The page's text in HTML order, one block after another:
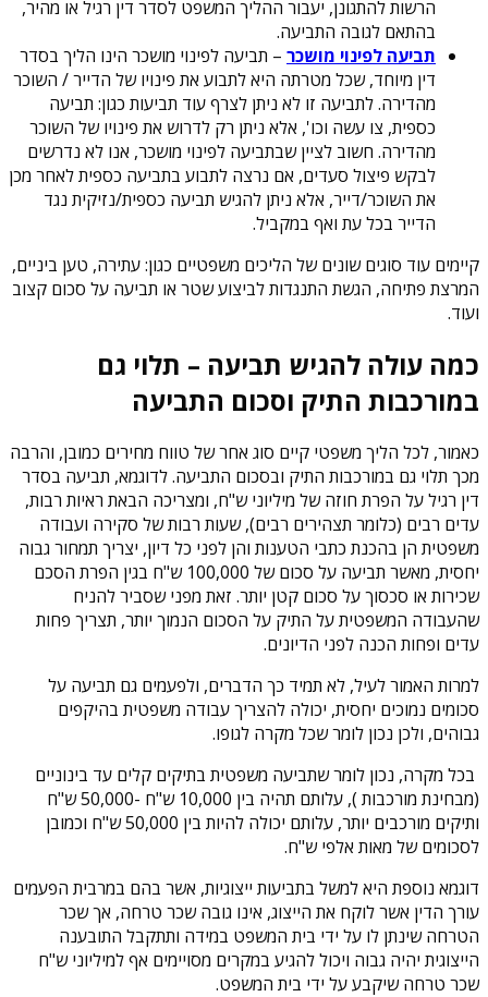
הרשות להתגונן, יעבור ההליך המשפט לסדר דין רגיל או מהיר,
בהתאם לגובה התביעה.
תביעה לפינוי מושכר – תביעה לפינוי מושכר הינו הליך בסדר
דין מיוחד, שכל מטרתה היא לתבוע את פינויו של הדייר / השוכר
מהדירה. לתביעה זו לא ניתן לצרף עוד תביעות כגון: תביעה
כספית, צו עשה וכו', אלא ניתן רק לדרוש את פינויו של השוכר
מהדירה. חשוב לציין שבתביעה לפינוי מושכר, אנו לא נדרשים
לבקש פיצול סעדים, אם נרצה לתבוע בתביעה כספית לאחר מכן
את השוכר/דייר, אלא ניתן להגיש תביעה כספית/נזיקית נגד
הדייר בכל עת ואף במקביל.
קיימים עוד סוגים שונים של הליכים משפטיים כגון: עתירה, טען ביניים,
המרצת פתיחה, הגשת התנגדות לביצוע שטר או תביעה על סכום קצוב
ועוד.
כמה עולה להגיש תביעה – תלוי גם
במורכבות התיק וסכום התביעה
כאמור, לכל הליך משפטי קיים סוג אחר של טווח מחירים כמובן, והרבה
מכך תלוי גם במורכבות התיק ובסכום התביעה. לדוגמא, תביעה בסדר
דין רגיל על הפרת חוזה של מיליוני ש"ח, ומצריכה הבאת ראיות רבות,
עדים רבים (כלומר תצהירים רבים), שעות רבות של סקירה ועבודה
משפטית הן בהכנת כתבי הטענות והן לפני כל דיון, יצריך תמחור גבוה
יחסית, מאשר תביעה על סכום של 100,000 ש"ח בגין הפרת הסכם
שכירות או סכסוך על סכום קטן יותר. זאת מפני שסביר להניח
שהעבודה המשפטית על התיק על הסכום הנמוך יותר, תצריך פחות
עדים ופחות הכנה לפני הדיונים.
למרות האמור לעיל, לא תמיד כך הדברים, ולפעמים גם תביעה על
סכומים נמוכים יחסית, יכולה להצריך עבודה משפטית בהיקפים
גבוהים, ולכן נכון לומר שכל מקרה לגופו.
בכל מקרה, נכון לומר שתביעה משפטית בתיקים קלים עד בינוניים
(מבחינת מורכבות ), עלותם תהיה בין 10,000 ש"ח -50,000 ש"ח
ותיקים מורכבים יותר, עלותם יכולה להיות בין 50,000 ש"ח וכמובן
לסכומים של מאות אלפי ש"ח.
דוגמא נוספת היא למשל בתביעות ייצוגיות, אשר בהם במרבית הפעמים
עורך הדין אשר לוקח את הייצוג, אינו גובה שכר טרחה, אך שכר
הטרחה שינתן לו על ידי בית המשפט במידה ותתקבל התובענה
הייצוגית יהיה גבוה ויכול להגיע במקרים מסויימים אף למיליוני ש"ח
שכר טרחה שיקבע על ידי בית המשפט.